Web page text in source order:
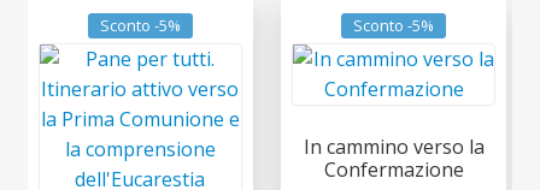
Sconto -5% Sconto -5%
In cammino verso la
Confermazione